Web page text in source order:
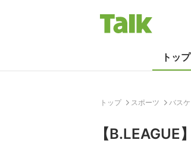
トップ
トップ スポーツ バス
【B.LEAGUE